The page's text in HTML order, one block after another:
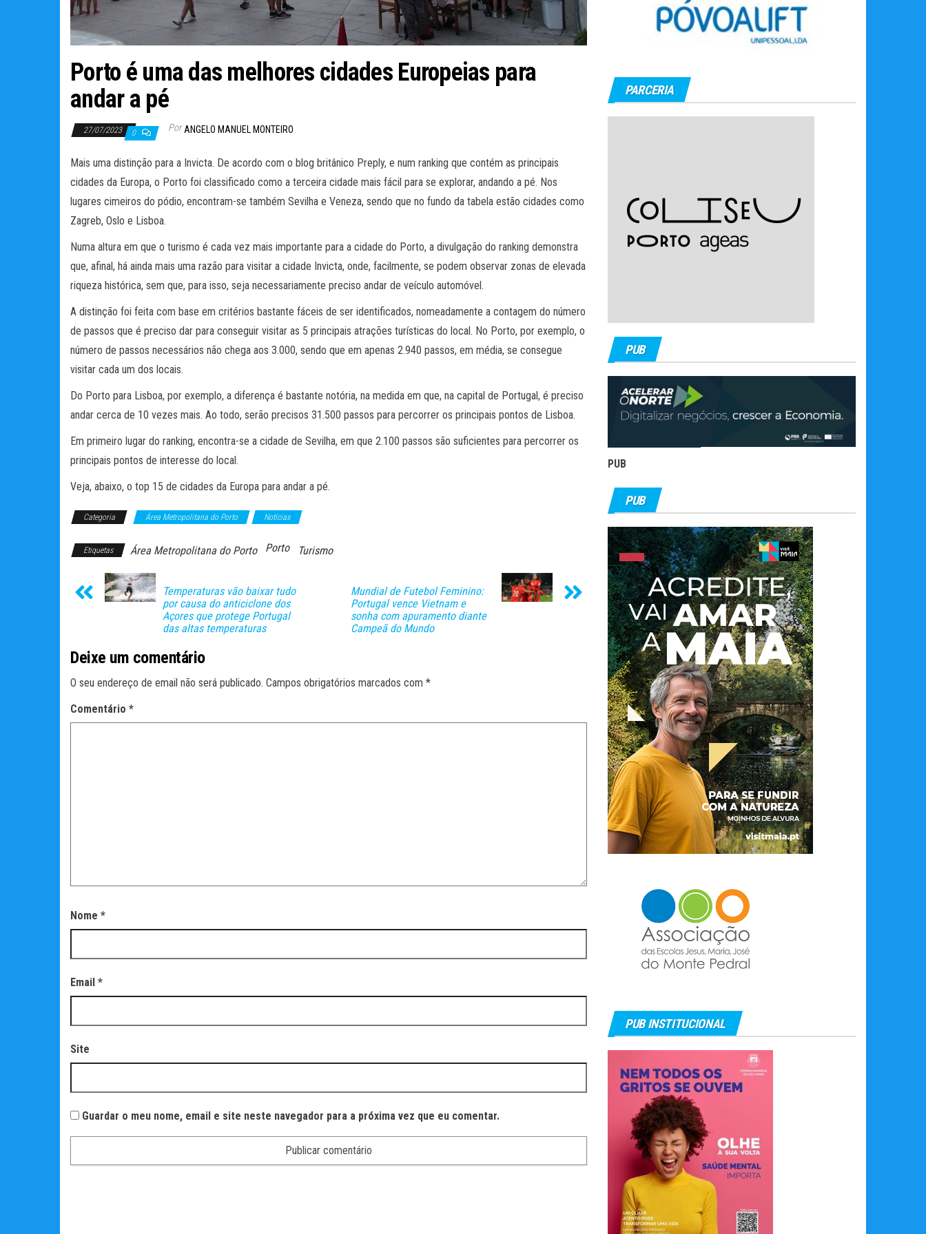
Porto é uma das melhores cidades Europeias para
andar a pé
27/07/2023 0 Por ANGELO MANUEL MONTEIRO
Mais uma distinção para a Invicta. De acordo com o blog britânico Preply, e num ranking que contém as principais
cidades da Europa, o Porto foi classificado como a terceira cidade mais fácil para se explorar, andando a pé. Nos
lugares cimeiros do pódio, encontram-se também Sevilha e Veneza, sendo que no fundo da tabela estão cidades como
Zagreb, Oslo e Lisboa.
Numa altura em que o turismo é cada vez mais importante para a cidade do Porto, a divulgação do ranking demonstra
que, afinal, há ainda mais uma razão para visitar a cidade Invicta, onde, facilmente, se podem observar zonas de elevada
riqueza histórica, sem que, para isso, seja necessariamente preciso andar de veículo automóvel.
A distinção foi feita com base em critérios bastante fáceis de ser identificados, nomeadamente a contagem do número
de passos que é preciso dar para conseguir visitar as 5 principais atrações turísticas do local. No Porto, por exemplo, o
número de passos necessários não chega aos 3.000, sendo que em apenas 2.940 passos, em média, se consegue
visitar cada um dos locais.
Do Porto para Lisboa, por exemplo, a diferença é bastante notória, na medida em que, na capital de Portugal, é preciso
andar cerca de 10 vezes mais. Ao todo, serão precisos 31.500 passos para percorrer os principais pontos de Lisboa.
Em primeiro lugar do ranking, encontra-se a cidade de Sevilha, em que 2.100 passos são suficientes para percorrer os
principais pontos de interesse do local.
Veja, abaixo, o top 15 de cidades da Europa para andar a pé.
Categoria Área Metropolitana do Porto Notícias
Etiquetas Área Metropolitana do Porto Porto Turismo
Temperaturas vão baixar tudo
por causa do anticiclone dos
Açores que protege Portugal
das altas temperaturas
Mundial de Futebol Feminino:
Portugal vence Vietnam e
sonha com apuramento diante
Campeã do Mundo
Deixe um comentário
O seu endereço de email não será publicado. Campos obrigatórios marcados com *
Comentário *
Nome *
Email *
Site
Guardar o meu nome, email e site neste navegador para a próxima vez que eu comentar.
PARCERIA
PUB
PUB
PUB
PUB INSTITUCIONAL